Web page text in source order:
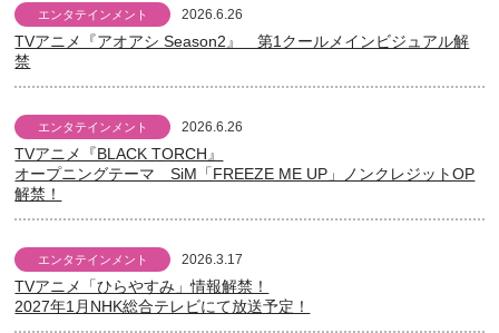
エンタテインメント 2026.6.26
TVアニメ『アオアシ Season2』 第1クールメインビジュアル解
禁
エンタテインメント 2026.6.26
TVアニメ『BLACK TORCH』
オープニングテーマ SiM「FREEZE ME UP」ノンクレジットOP
解禁！
エンタテインメント 2026.3.17
TVアニメ「ひらやすみ」情報解禁！
2027年1月NHK総合テレビにて放送予定！